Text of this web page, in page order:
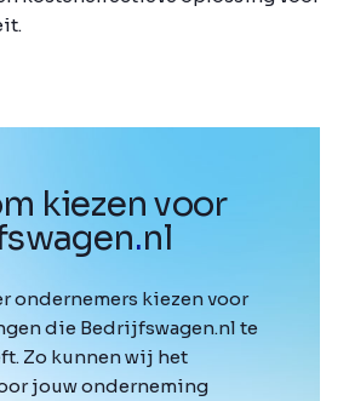
kiezen voor
.nl
ondernemers kiezen voor
die Bedrijfswagen.nl te
Zo kunnen wij het
jouw onderneming